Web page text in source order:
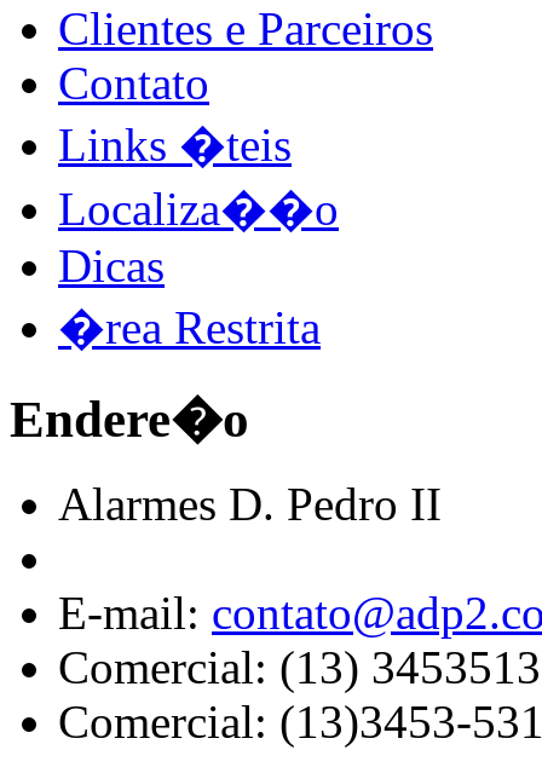
Clientes e Parceiros
Contato
Links �teis
Localiza��o
Dicas
�rea Restrita
Endere�o
Alarmes D. Pedro II
E-mail:
Comercial: (13)
Comercial: (13)3453-